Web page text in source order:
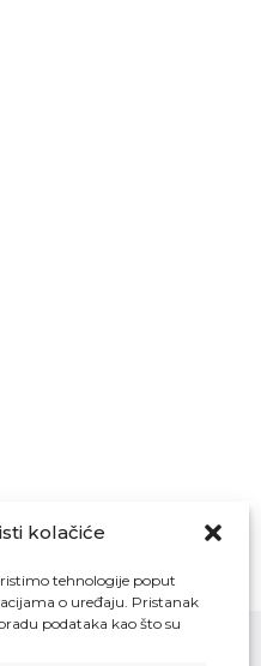
kolačiće
tehnologije poput
o uređaju. Pristanak
podataka kao što su